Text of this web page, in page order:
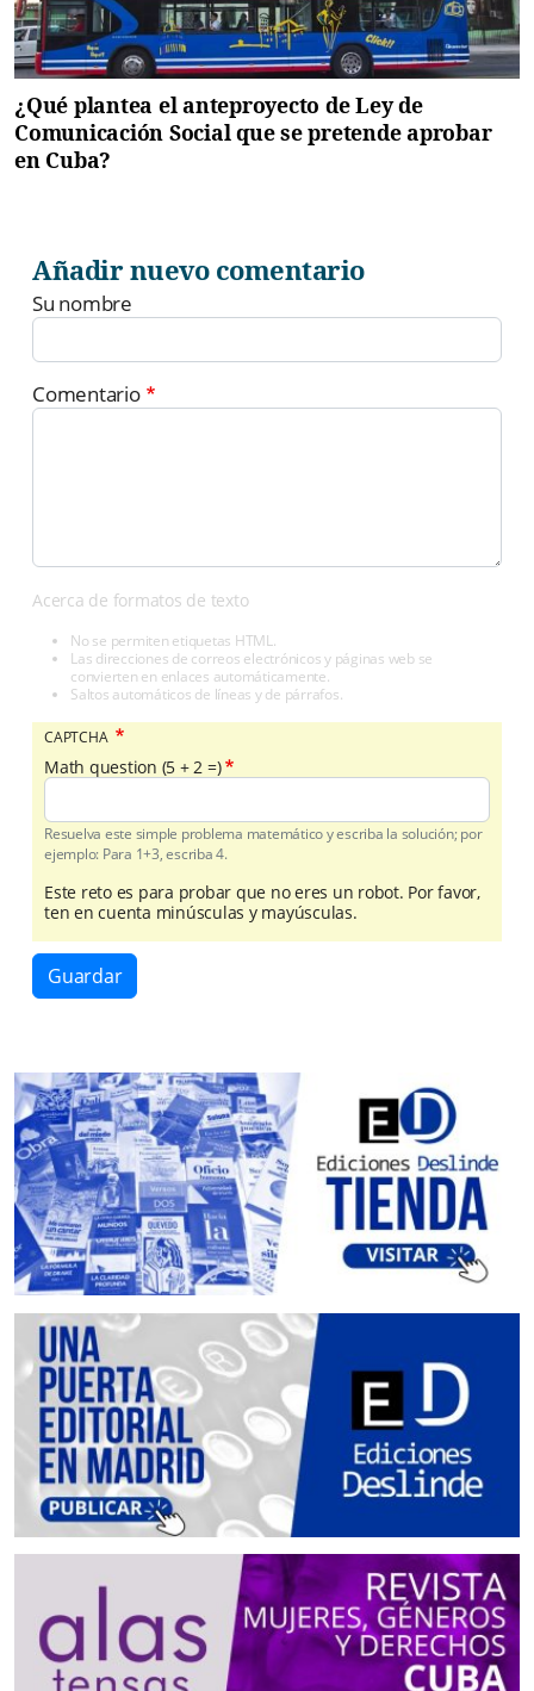
¿Qué plantea el anteproyecto de Ley de
Comunicación Social que se pretende aprobar
en Cuba?
Añadir nuevo comentario
Su nombre
Comentario
Acerca de formatos de texto
No se permiten etiquetas HTML.
Las direcciones de correos electrónicos y páginas web se
convierten en enlaces automáticamente.
Saltos automáticos de líneas y de párrafos.
CAPTCHA
Math question (5 + 2 =)
Resuelva este simple problema matemático y escriba la solución; por
ejemplo: Para 1+3, escriba 4.
Este reto es para probar que no eres un robot. Por favor,
ten en cuenta minúsculas y mayúsculas.
Guardar